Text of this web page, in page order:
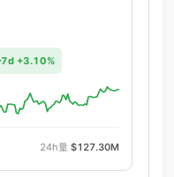
7d +3.10%
24h量 $127.30M